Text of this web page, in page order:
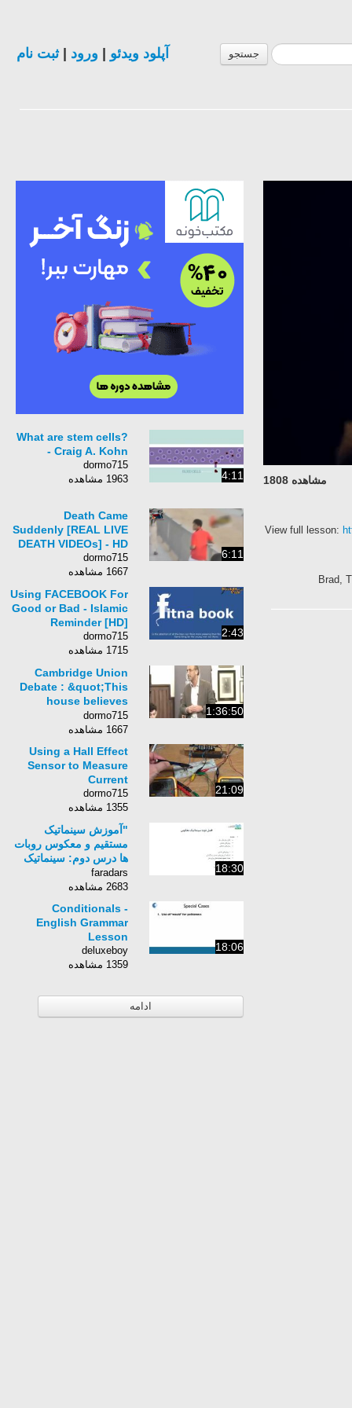
جستجو آپلود ویدئو ورود |ثبت نام
مشاهده 1808
View full lesson:
4:11
What are stem cells?
- Craig A. Kohn
dormo715
1963 مشاهده
6:11
Death Came
Suddenly [REAL LIVE
DEATH VIDEOs] - HD
dormo715
1667 مشاهده
2:43
Using FACEBOOK For
Good or Bad - Islamic
Reminder [HD]
dormo715
1715 مشاهده
1:36:50
Cambridge Union
Debate : &quot;This
house believes
religion has no place
in the 21st
31/01/2013
dormo715
1667 مشاهده
21:09
Using a Hall Effect
Sensor to Measure
Current
dormo715
1355 مشاهده
18:30
"آموزش سینماتیک
مستقیم و معکوس روبات
ها درس دوم: سینماتیک
معکوس "
faradars
2683 مشاهده
18:06
Conditionals -
English Grammar
Lesson
deluxeboy
1359 مشاهده
ادامه